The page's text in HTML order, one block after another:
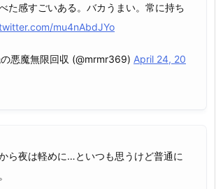
た感すごいある。バカうまい。常に持ち
mu4nAbdJYo
悪魔無限回収 (@mrmr369) April 24, 20
ら夜は軽めに…といつも思うけど普通に